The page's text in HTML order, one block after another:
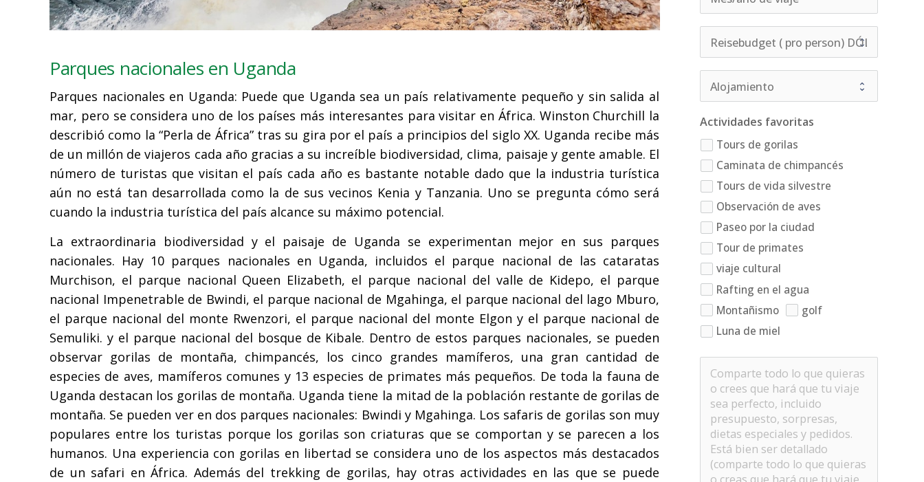
Parques nacionales en Uganda
Parques nacionales en Uganda: Puede que Uganda sea un país relativamente pequeño y sin salida al
mar, pero se considera uno de los países más interesantes para visitar en África. Winston Churchill la
describió como la “Perla de África” tras su gira por el país a principios del siglo XX. Uganda recibe más
de un millón de viajeros cada año gracias a su increíble biodiversidad, clima, paisaje y gente amable. El
número de turistas que visitan el país cada año es bastante notable dado que la industria turística
aún no está tan desarrollada como la de sus vecinos Kenia y Tanzania. Uno se pregunta cómo será
cuando la industria turística del país alcance su máximo potencial.
La extraordinaria biodiversidad y el paisaje de Uganda se experimentan mejor en sus parques
nacionales. Hay 10 parques nacionales en Uganda, incluidos el parque nacional de las cataratas
Murchison, el parque nacional Queen Elizabeth, el parque nacional del valle de Kidepo, el parque
nacional Impenetrable de Bwindi, el parque nacional de Mgahinga, el parque nacional del lago Mburo,
el parque nacional del monte Rwenzori, el parque nacional del monte Elgon y el parque nacional de
Semuliki. y el parque nacional del bosque de Kibale. Dentro de estos parques nacionales, se pueden
observar gorilas de montaña, chimpancés, los cinco grandes mamíferos, una gran cantidad de
especies de aves, mamíferos comunes y 13 especies de primates más pequeños. De toda la fauna de
Uganda destacan los gorilas de montaña. Uganda tiene la mitad de la población restante de gorilas de
montaña. Se pueden ver en dos parques nacionales: Bwindi y Mgahinga. Los safaris de gorilas son muy
populares entre los turistas porque los gorilas son criaturas que se comportan y se parecen a los
humanos. Una experiencia con gorilas en libertad se considera uno de los aspectos más destacados
de un safari en África. Además del trekking de gorilas, hay otras actividades en las que se puede
Actividades favoritas
Tours de gorilas
Caminata de chimpancés
Tours de vida silvestre
Observación de aves
Paseo por la ciudad
Tour de primates
viaje cultural
Rafting en el agua
Montañismo
golf
Luna de miel